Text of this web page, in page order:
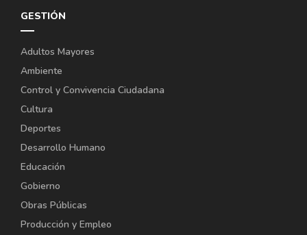
GESTIÓN
Adultos Mayores
Ambiente
Control y Convivencia Ciudadana
Cultura
Deportes
Desarrollo Humano
Educación
Gobierno
Obras Públicas
Producción y Empleo